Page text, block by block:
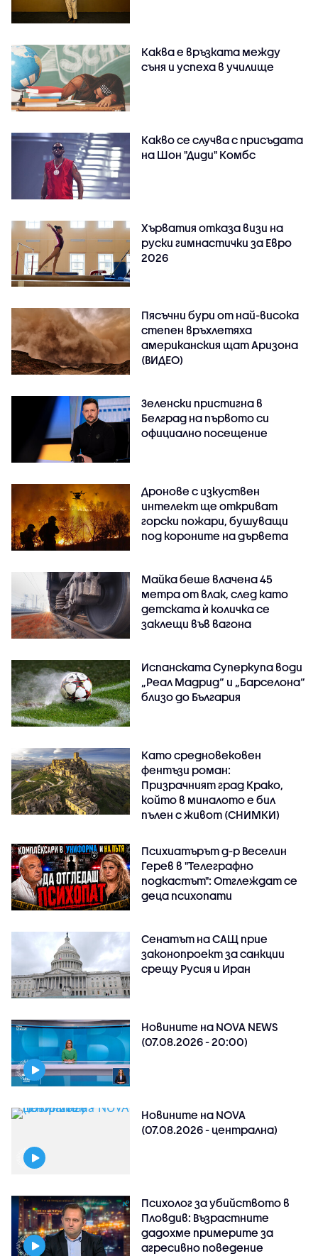
Каква е връзката между
съня и успеха в училище
Какво се случва с присъдата
на Шон "Диди" Комбс
Хърватия отказа визи на
руски гимнастички за Евро
2026
Пясъчни бури от най-висока
степен връхлетяха
американския щат Аризона
(ВИДЕО)
Зеленски пристигна в
Белград на първото си
официално посещение
Дронове с изкуствен
интелект ще откриват
горски пожари, бушуващи
под короните на дървета
Майка беше влачена 45
метра от влак, след като
детската ѝ количка се
заклещи във вагона
Испанската Суперкупа води
„Реал Мадрид“ и „Барселона“
близо до България
Като средновековен
фентъзи роман:
Призрачният град Крако,
който в миналото е бил
пълен с живот (СНИМКИ)
Психиатърът д-р Веселин
Герев в "Телеграфно
подкастът": Отглеждат се
деца психопати
Сенатът на САЩ прие
законопроект за санкции
срещу Русия и Иран
Новините на NOVA NEWS
(07.08.2026 - 20:00)
Новините на NOVA
(07.08.2026 - централна)
Психолог за убийството в
Пловдив: Възрастните
дадохме примерите за
агресивно поведение